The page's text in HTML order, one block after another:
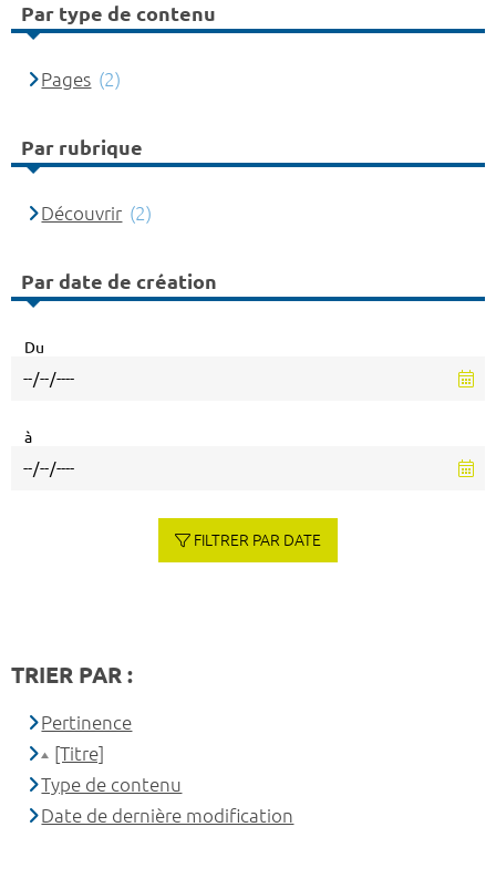
Par type de contenu
Pages (2)
Par rubrique
Découvrir (2)
Par date de création
Du
à
FILTRER PAR DATE
TRIER PAR :
Pertinence
[Titre]
Type de contenu
Date de dernière modification